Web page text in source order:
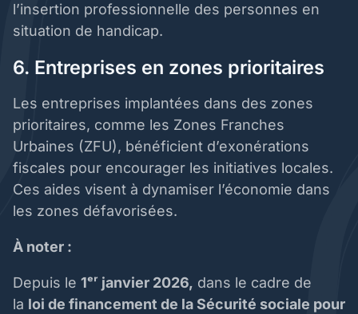
l’insertion professionnelle des personnes en
situation de handicap.
6. Entreprises en zones prioritaires
Les entreprises implantées dans des zones
prioritaires, comme les Zones Franches
Urbaines (ZFU), bénéficient d’exonérations
fiscales pour encourager les initiatives locales.
Ces aides visent à dynamiser l’économie dans
les zones défavorisées.
À noter :
Depuis le 1ᵉʳ janvier 2026, dans le cadre de
la loi de financement de la Sécurité sociale pour